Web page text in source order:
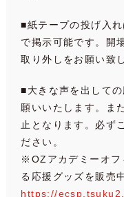
■紙テープの投げ入
で掲示可能です。開
取り外しをお願い致
■大きな声を出して
願いいたします。ま
止となります。必ず
ださい。
※OZアカデミーオフ
る応援グッズを販売
https://